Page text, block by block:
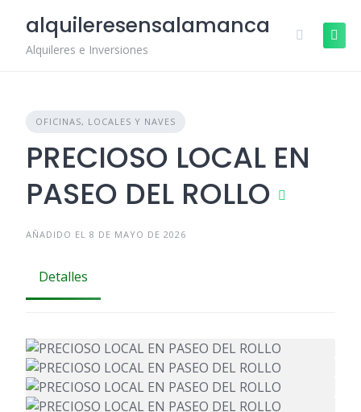
content
alquileresensalamanca
Alquileres e Inversiones
OFICINAS, LOCALES Y NAVES
PRECIOSO LOCAL EN
PASEO DEL ROLLO
AÑADIDO EL 8 DE MAYO DE 2026
Detalles